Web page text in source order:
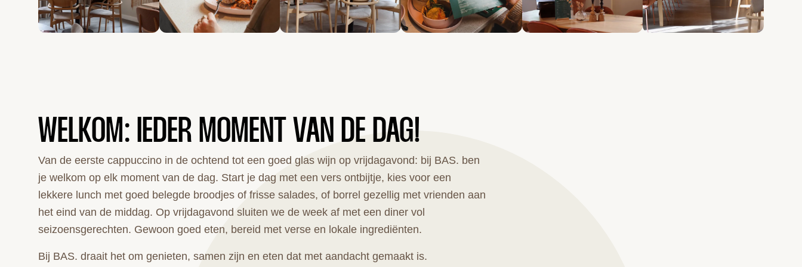
WELKOM: IEDER MOMENT VAN DE DAG!
Van de eerste cappuccino in de ochtend tot een goed glas wijn op vrijdagavond: bij BAS. ben
je welkom op elk moment van de dag. Start je dag met een vers ontbijtje, kies voor een
lekkere lunch met goed belegde broodjes of frisse salades, of borrel gezellig met vrienden aan
het eind van de middag. Op vrijdagavond sluiten we de week af met een diner vol
seizoensgerechten. Gewoon goed eten, bereid met verse en lokale ingrediënten.
Bij BAS. draait het om genieten, samen zijn en eten dat met aandacht gemaakt is.